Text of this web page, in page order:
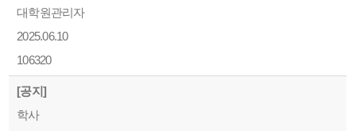
대학원관리자
2025.06.10
106320
[공지]
학사